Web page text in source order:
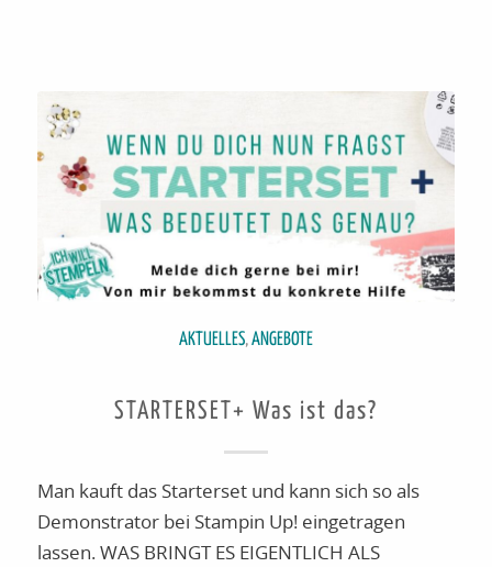
AKTUELLES,ANGEBOTE
STARTERSET+ Was ist das?
Man kauft das Starterset und kann sich so als
Demonstrator bei Stampin Up! eingetragen
lassen. WAS BRINGT ES EIGENTLICH ALS